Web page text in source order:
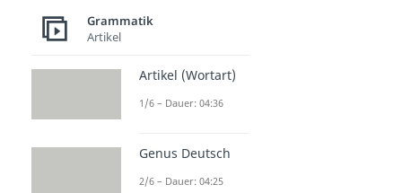
Grammatik
Artikel
Artikel (Wortart)
1/6 – Dauer: 04:36
Genus Deutsch
2/6 – Dauer: 04:25